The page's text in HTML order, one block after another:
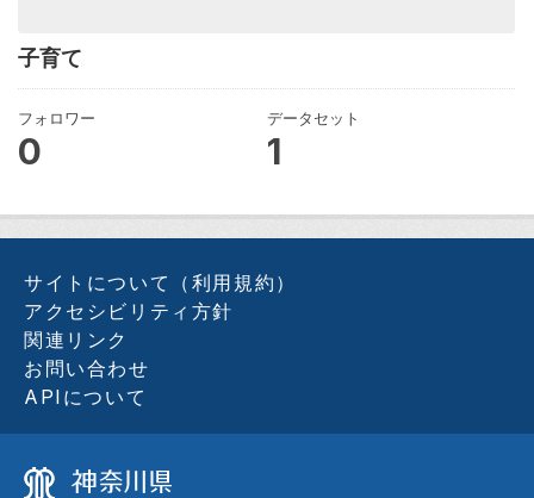
子育て
フォロワー
0
データセット
1
サイトについて（利用規約）
アクセシビリティ方針
関連リンク
お問い合わせ
APIについて